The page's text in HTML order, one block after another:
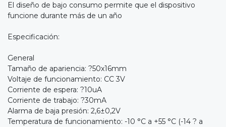
El diseño de bajo consumo permite que el dispositivo
funcione durante más de un año
Especificación:
General
Tamaño de apariencia: ?50x16mm
Voltaje de funcionamiento: CC 3V
Corriente de espera: ?10uA
Corriente de trabajo: ?30mA
Alarma de baja presión: 2,6±0,2V
Temperatura de funcionamiento: -10 °C a +55 °C (-14 ? a